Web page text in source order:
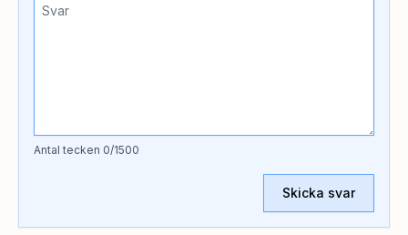
Antal tecken 0/1500
Skicka svar